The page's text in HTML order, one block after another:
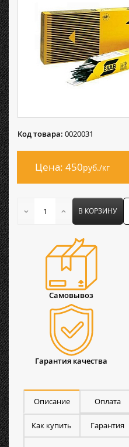
Код товара: 0020031
Цена: 450руб./кг
В КОРЗИНУ
Самовывоз
Гарантия качества
Описание Оплата
Как купить Гарантия